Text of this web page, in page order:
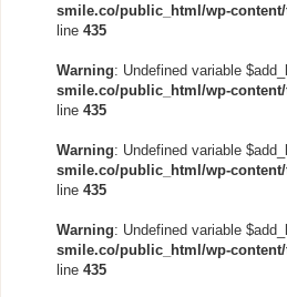
smile.co/public_html/wp-
line 435
Warning: Undefined variable
smile.co/public_html/wp-
line 435
Warning: Undefined variable
smile.co/public_html/wp-
line 435
Warning: Undefined variable
smile.co/public_html/wp-
line 435